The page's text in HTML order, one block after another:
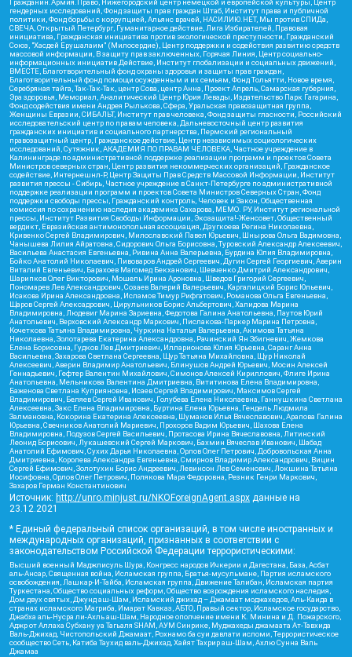
Гражданин.Армия.Право, Нижегородский центр немецкой и европейской культуры, Центр
гендерных исследований, Фонд защиты прав граждан Штаб, Институт права и публичной
политики, Фонд борьбы с коррупцией, Альянс врачей, НАСИЛИЮ.НЕТ, Мы против СПИДа,
СВЕЧА, Открытый Петербург, Гуманитарное действие, Лига Избирателей, Правовая
инициатива, Гражданская инициатива против экологической преступности, Гражданский
Союз, "Хасдей Ерушалаим" (Милосердие), Центр поддержки и содействия развитию средств
массовой информации, В защиту прав заключенных, Горячая Линия, Центр социально-
информационных инициатив Действие, Институт глобализации и социальных движений,
ВМЕСТЕ, Благотворительный фонд охраны здоровья и защиты прав граждан,
Благотворительный фонд помощи осужденным и их семьям, Фонд Тольятти, Новое время,
Серебряная тайга, Так-Так-Так, центр Сова, центр Анна, Проект Апрель, Самарская губерния,
Эра здоровья, Мемориал, Аналитический Центр Юрия Левады, Издательство Парк Гагарина,
Фонд содействия имени Андрея Рылькова, Сфера, Уральская правозащитная группа,
Женщины Евразии, СИБАЛЬТ, Институт прав человека, Фонд защиты гласности, Российский
исследовательский центр по правам человека, Дальневосточный центр развития
гражданских инициатив и социального партнерства, Пермский региональный
правозащитный центр, Гражданское действие, Центр независимых социологических
исследований, Сутяжник, АКАДЕМИЯ ПО ПРАВАМ ЧЕЛОВЕКА, Частное учреждение в
Калининграде по административной поддержке реализации программ и проектов Совета
Министров северных стран, Центр развития некоммерческих организаций, Гражданское
содействие, Интернешнл-Р, Центр Защиты Прав Средств Массовой Информации, Институт
развития прессы - Сибирь, Частное учреждение в Санкт-Петербурге по административной
поддержке реализации программ и проектов Совета Министров Северных Стран, Фонд
поддержки свободы прессы, Гражданский контроль, Человек и Закон, Общественная
комиссия по сохранению наследия академика Сахарова, МЕМО. РУ, Институт региональной
прессы, Институт Развития Свободы Информации, Экозащита!-Женсовет, Общественный
вердикт, Евразийская антимонопольная ассоциация, Дзугкоева Регина Николаевна,
Кривенко Сергей Владимирович, Милославский Павел Юрьевич, Шнырова Ольга Вадимовна,
Чанышева Лилия Айратовна, Сидорович Ольга Борисовна, Туровский Александр Алексеевич,
Васильева Анастасия Евгеньевна, Ривина Анна Валерьевна, Бурдина Юлия Владимировна,
Бойко Анатолий Николаевич, Пивоваров Андрей Сергеевич, Дугин Сергей Георгиевич, Аверин
Виталий Евгеньевич, Барахоев Магомед Бекханович, Шевченко Дмитрий Александрович,
Шарипков Олег Викторович, Мошель Ирина Ароновна, Шведов Григорий Сергеевич,
Пономарев Лев Александрович, Созаев Валерий Валерьевич, Каргалицкий Борис Юльевич,
Исакова Ирина Александровна, Исламов Тимур Рифгатович, Романова Ольга Евгеньевна,
Щаров Сергей Алексадрович, Цирульников Борис Альбертович, Халидова Марина
Владимировна, Людевиг Марина Зариевна, Федотова Галина Анатольевна, Паутов Юрий
Анатольевич, Верховский Александр Маркович, Пислакова-Паркер Марина Петровна,
Кочеткова Татьяна Владимировна, Чуркина Наталья Валерьевна, Акимова Татьяна
Николаевна, Золотарева Екатерина Александровна, Рачинский Ян Збигневич, Жемкова
Елена Борисовна, Гудков Лев Дмитриевич, Илларионова Юлия Юрьевна, Саранг Анна
Васильевна, Захарова Светлана Сергеевна, Щур Татьяна Михайловна, Щур Николай
Алексеевич, Аверин Владимир Анатольевич, Блинушов Андрей Юрьевич, Мосин Алексей
Геннадьевич, Гефтер Валентин Михайлович, Симонов Алексей Кириллович, Флиге Ирина
Анатольевна, Мельникова Валентина Дмитриевна, Вититинова Елена Владимировна,
Баженова Светлана Куприяновна, Исаев Сергей Владимирович, Максимов Сергей
Владимирович, Беляев Сергей Иванович, Голубева Елена Николаевна, Ганнушкина Светлана
Алексеевна, Закс Елена Владимировна, Буртина Елена Юрьевна, Гендель Людмила
Залмановна, Кокорина Екатерина Алексеевна, Шуманов Илья Вячеславович, Арапова Галина
Юрьевна, Свечников Анатолий Мариевич, Прохоров Вадим Юрьевич, Шахова Елена
Владимировна, Подузов Сергей Васильевич, Протасова Ирина Вячеславовна, Литинский
Леонид Борисович, Лукашевский Сергей Маркович, Бахмин Вячеслав Иванович, Шабад
Анатолий Ефимович, Сухих Дарья Николаевна, Орлов Олег Петрович, Добровольская Анна
Дмитриевна, Королева Александра Евгеньевна, Смирнов Владимир Александрович, Вицин
Сергей Ефимович, Золотухин Борис Андреевич, Левинсон Лев Семенович, Локшина Татьяна
Иосифовна, Орлов Олег Петрович, Полякова Мара Федоровна, Резник Генри Маркович,
Захаров Герман Константинович
Источник: http://unro.minjust.ru/NKOForeignAgent.aspx данные на
23.12.2021
* Единый федеральный список организаций, в том числе иностранных и
международных организаций, признанных в соответствии с
законодательством Российской Федерации террористическими:
Высший военный Маджлисуль Шура, Конгресс народов Ичкерии и Дагестана, База, Асбат
аль-Ансар, Священная война, Исламская группа, Братья-мусульмане, Партия исламского
освобождения, Лашкар-И-Тайба, Исламская группа, Движение Талибан, Исламская партия
Туркестана, Общество социальных реформ, Общество возрождения исламского наследия,
Дом двух святых, Джунд аш-Шам, Исламский джихад – Джамаат моджахедов, Аль-Каида в
странах исламского Магриба, Имарат Кавказ, АБТО, Правый сектор, Исламское государство,
Джабха аль-Нусра ли-Ахль аш-Шам, Народное ополчение имени К. Минина и Д. Пожарского,
Аджр от Аллаха Субхану уа Тагьаля SHAM, АУМ Синрике, Муджахеды джамаата Ат-Тавхида
Валь-Джихад, Чистопольский Джамаат, Рохнамо ба суи давлати исломи, Террористическое
сообщество Сеть, Катиба Таухид валь-Джихад, Хайят Тахрир аш-Шам, Ахлю Сунна Валь
Джамаа